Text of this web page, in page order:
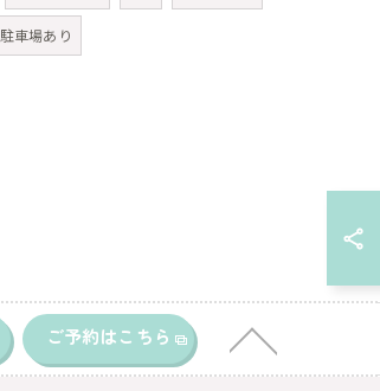
駐車場あり
ご予約はこちら